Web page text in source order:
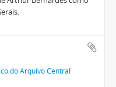
do Arquivo Central